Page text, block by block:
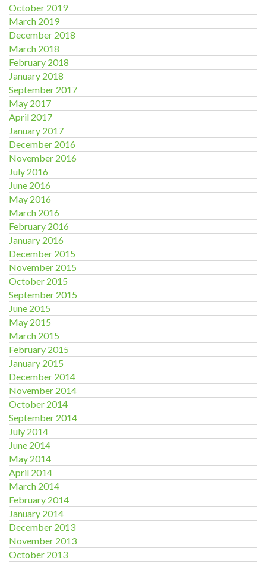
October 2019
March 2019
December 2018
March 2018
February 2018
January 2018
September 2017
May 2017
April 2017
January 2017
December 2016
November 2016
July 2016
June 2016
May 2016
March 2016
February 2016
January 2016
December 2015
November 2015
October 2015
September 2015
June 2015
May 2015
March 2015
February 2015
January 2015
December 2014
November 2014
October 2014
September 2014
July 2014
June 2014
May 2014
April 2014
March 2014
February 2014
January 2014
December 2013
November 2013
October 2013